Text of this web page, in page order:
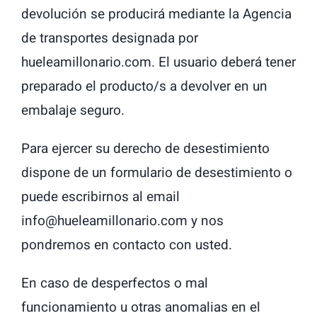
devolución se producirá mediante la Agencia
de transportes designada por
hueleamillonario.com. El usuario deberá tener
preparado el producto/s a devolver en un
embalaje seguro.
Para ejercer su derecho de desestimiento
dispone de un formulario de desestimiento o
puede escribirnos al email
info@hueleamillonario.com y nos
pondremos en contacto con usted.
En caso de desperfectos o mal
funcionamiento u otras anomalias en el